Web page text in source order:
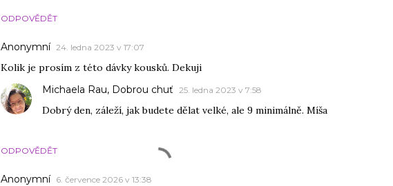
ODPOVĚDĚT
Anonymní 24. ledna 2023 v 17:07
Kolik je prosím z této dávky kousků. Dekuji
ODPOVĚDĚT
Michaela Rau, Dobrou chuť 25. ledna 2023 v 7:58
Dobrý den, záleží, jak budete dělat velké, ale 9 minimálně. Míša
Anonymní 6. července 2026 v 13:38